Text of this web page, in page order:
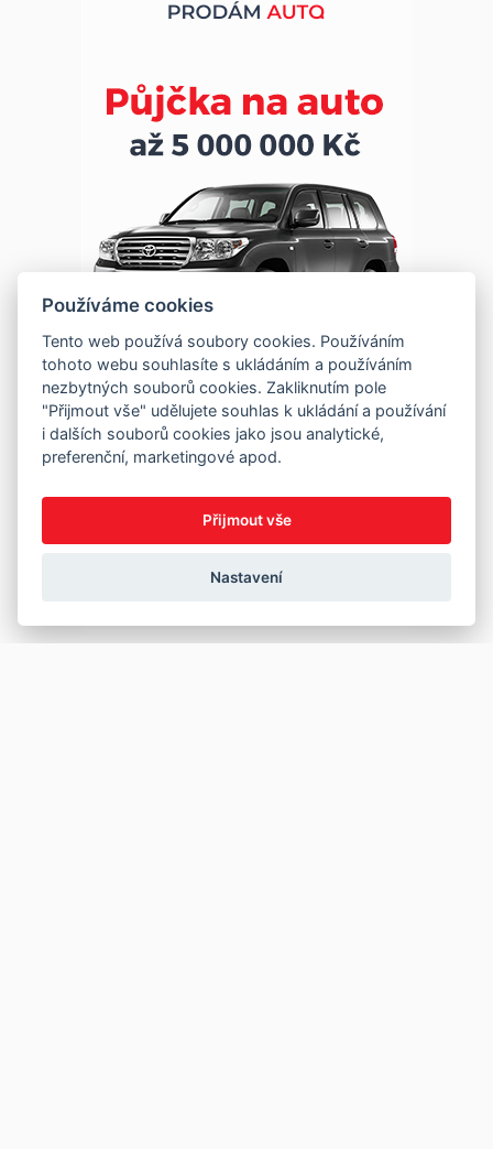
Používáme cookies
Tento web používá soubory cookies. Používáním
tohoto webu souhlasíte s ukládáním a používáním
nezbytných souborů cookies. Zakliknutím pole
"Přijmout vše" udělujete souhlas k ukládání a používání
i dalších souborů cookies jako jsou analytické,
preferenční, marketingové apod.
Přijmout vše
Nastavení